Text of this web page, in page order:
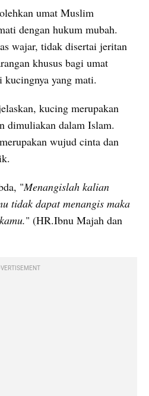
umat Muslim
dengan hukum mubah.
wajar, tidak disertai jeritan
khusus bagi umat
yang mati.
kucing merupakan
dimuliakan dalam Islam.
wujud cinta dan
"Menangislah kalian
tidak dapat menangis maka
" (HR.Ibnu Majah dan